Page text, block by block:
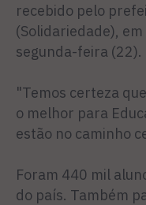
recebido pelo
(Solidariedade),
segunda-feira (22).
"Temos certeza
o melhor para
estão no caminho
Foram 440 mil
do país. Também